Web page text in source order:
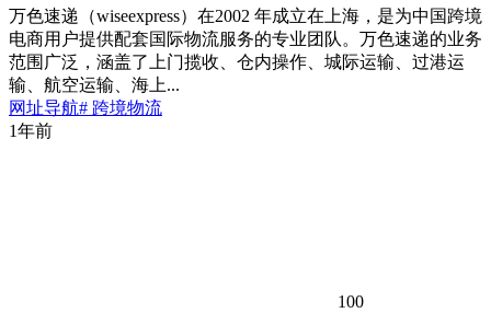
万色速递（wiseexpress）在2002 年成立在上海，是为中国跨境
电商用户提供配套国际物流服务的专业团队。万色速递的业务
范围广泛，涵盖了上门揽收、仓内操作、城际运输、过港运
输、航空运输、海上...
网址导航# 跨境物流
1年前
100